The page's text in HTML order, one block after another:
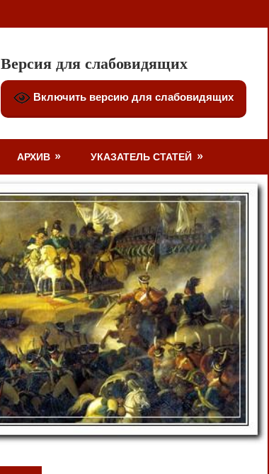
Версия для слабовидящих
Включить версию для слабовидящих
АРХИВ УКАЗАТЕЛЬ СТАТЕЙ